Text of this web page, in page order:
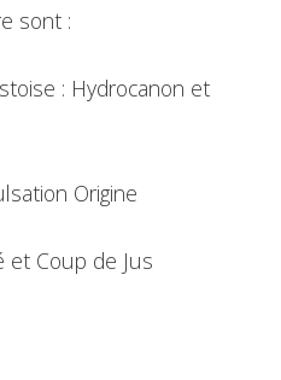
sont :
: Hydrocanon et
Origine
et Coup de Jus